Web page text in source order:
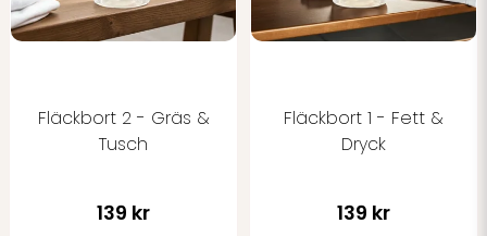
Fläckbort 2 - Gräs &
Tusch
139 kr
Fläckbort 1 - Fett &
Dryck
139 kr